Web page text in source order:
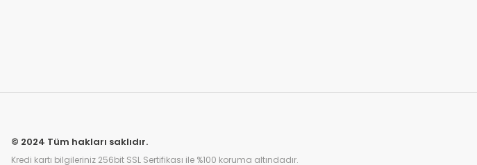
© 2024 Tüm hakları saklıdır.
Kredi kartı bilgileriniz 256bit SSL Sertifikası ile %100 koruma altındadır.